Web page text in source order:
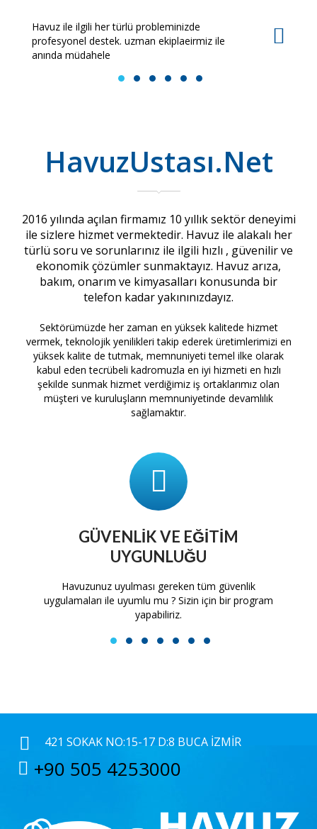
Havuz ile ilgili her türlü probleminizde
profesyonel destek. uzman ekiplaeirmiz ile
anında müdahele
1 2 3 4 5 6
HavuzUstası.Net
2016 yılında açılan firmamız 10 yıllık sektör deneyimi
ile sizlere hizmet vermektedir. Havuz ile alakalı her
türlü soru ve sorunlarınız ile ilgili hızlı , güvenilir ve
ekonomik çözümler sunmaktayız. Havuz arıza,
bakım, onarım ve kimyasalları konusunda bir
telefon kadar yakınınızdayız.
Sektörümüzde her zaman en yüksek kalitede hizmet
vermek, teknolojik yenilikleri takip ederek üretimlerimizi en
yüksek kalite de tutmak, memnuniyeti temel ilke olarak
kabul eden tecrübeli kadromuzla en iyi hizmeti en hızlı
şekilde sunmak hizmet verdiğimiz iş ortaklarımız olan
müşteri ve kuruluşların memnuniyetinde devamlılık
sağlamaktır.
GÜVENLIK VE EĞITIM
UYGUNLUĞU
Havuzunuz uyulması gereken tüm güvenlik
uygulamaları ile uyumlu mu ? Sizin için bir program
yapabiliriz.
1 2 3 4 5 6 7
421 SOKAK NO:15-17 D:8 BUCA İZMIR
+90 505 4253000